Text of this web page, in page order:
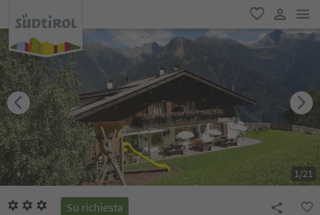
favoriti
user link
1/21
Su richiesta